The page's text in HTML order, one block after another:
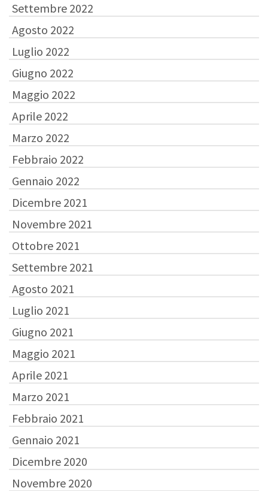
Settembre 2022
Agosto 2022
Luglio 2022
Giugno 2022
Maggio 2022
Aprile 2022
Marzo 2022
Febbraio 2022
Gennaio 2022
Dicembre 2021
Novembre 2021
Ottobre 2021
Settembre 2021
Agosto 2021
Luglio 2021
Giugno 2021
Maggio 2021
Aprile 2021
Marzo 2021
Febbraio 2021
Gennaio 2021
Dicembre 2020
Novembre 2020